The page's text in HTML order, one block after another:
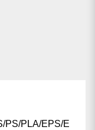
PS/PLA/EPS/E